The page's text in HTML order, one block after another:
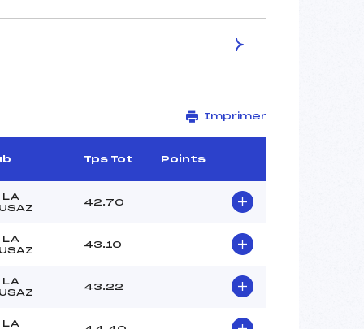
–
1605
Imprimer
Tps Tot Points
LA
42.70
LA
43.10
LA
43.22
LA